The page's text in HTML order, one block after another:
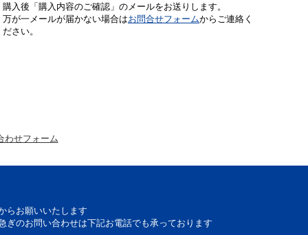
購入後「購入内容のご確認」のメールをお送りします。
万が一メールが届かない場合はお問合せフォームからご連絡く
ださい。
わせフォーム
らお願いいたします
ぎのお問い合わせは下記お電話でも承っております